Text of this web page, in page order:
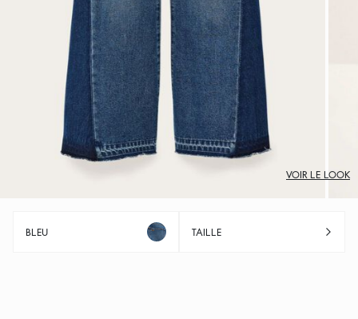
VOIR LE LOOK
BLEU TAILLE